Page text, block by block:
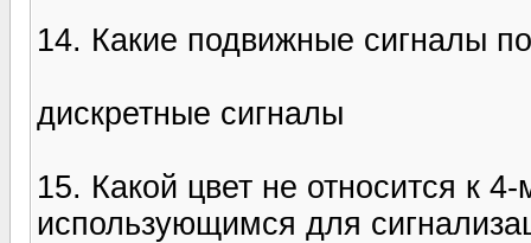
14. Какие подвижные сигналы
дискретные сигналы
15. Какой цвет не относится к
использующимся для